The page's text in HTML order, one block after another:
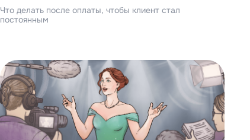
Что делать после оплаты, чтобы клиент стал
постоянным